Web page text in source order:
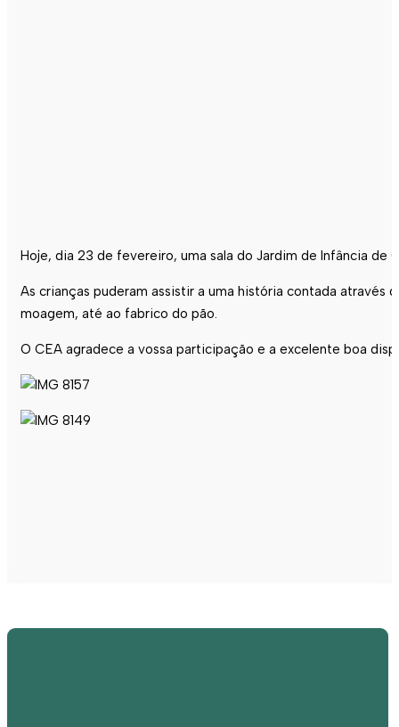
Hoje, dia 23 de fevereiro, uma sala do Jardim de Infância de
As crianças puderam assistir a uma história contada através
moagem, até ao fabrico do pão.
O CEA agradece a vossa participação e a excelente boa